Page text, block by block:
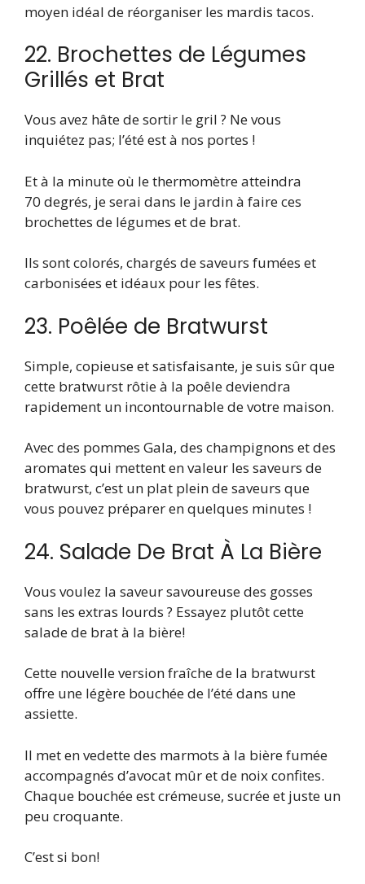
moyen idéal de réorganiser les mardis tacos.
22. Brochettes de Légumes
Grillés et Brat
Vous avez hâte de sortir le gril ? Ne vous
inquiétez pas; l’été est à nos portes !
Et à la minute où le thermomètre atteindra
70 degrés, je serai dans le jardin à faire ces
brochettes de légumes et de brat.
Ils sont colorés, chargés de saveurs fumées et
carbonisées et idéaux pour les fêtes.
23. Poêlée de Bratwurst
Simple, copieuse et satisfaisante, je suis sûr que
cette bratwurst rôtie à la poêle deviendra
rapidement un incontournable de votre maison.
Avec des pommes Gala, des champignons et des
aromates qui mettent en valeur les saveurs de
bratwurst, c’est un plat plein de saveurs que
vous pouvez préparer en quelques minutes !
24. Salade De Brat À La Bière
Vous voulez la saveur savoureuse des gosses
sans les extras lourds ? Essayez plutôt cette
salade de brat à la bière!
Cette nouvelle version fraîche de la bratwurst
offre une légère bouchée de l’été dans une
assiette.
Il met en vedette des marmots à la bière fumée
accompagnés d’avocat mûr et de noix confites.
Chaque bouchée est crémeuse, sucrée et juste un
peu croquante.
C’est si bon!